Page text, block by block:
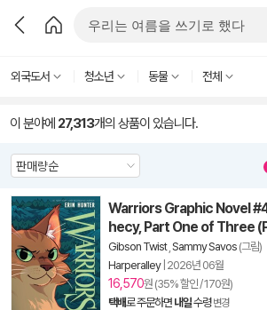
외국도서 청소년 동물 전체
이 분야에 27,313개의 상품이 있습니다.
Warriors Graphic Novel
hecy, Part One of Three
Gibson Twist, Sammy Savos (그림)
Harperalley| 2026년 06월
16,570원 (35% 할인 / 170원)
택배로 주문하면 내일수령 변경